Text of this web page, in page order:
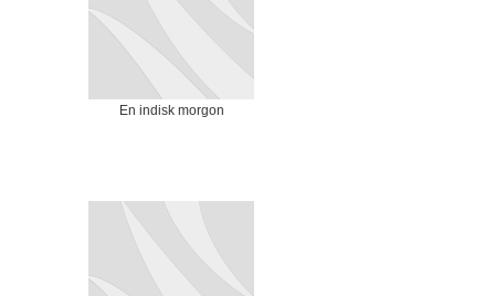
En indisk morgon